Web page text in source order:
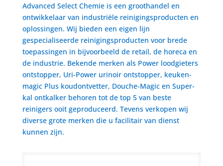
Advanced Select Chemie is een groothandel en
ontwikkelaar van industriële reinigingsproducten en
oplossingen. Wij bieden een eigen lijn
gespecialiseerde reinigingsproducten voor brede
toepassingen in bijvoorbeeld de retail, de horeca en
de industrie. Bekende merken als Power loodgieters
ontstopper, Uri-Power urinoir ontstopper, keuken-
magic Plus koudontvetter, Douche-Magic en Super-
kal ontkalker behoren tot de top 5 van beste
reinigers ooit geproduceerd. Tevens verkopen wij
diverse grote merken die u facilitair van dienst
kunnen zijn.